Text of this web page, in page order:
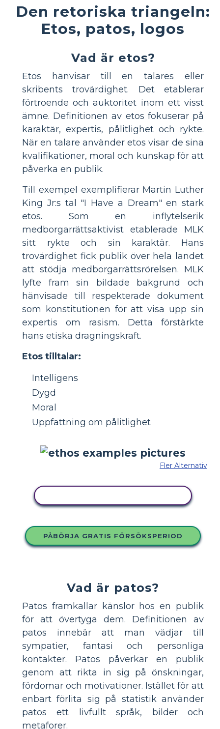
Den retoriska triangeln:
Etos, patos, logos
Vad är etos?
Etos hänvisar till en talares eller
skribents trovärdighet. Det etablerar
förtroende och auktoritet inom ett visst
ämne. Definitionen av etos fokuserar på
karaktär, expertis, pålitlighet och rykte.
När en talare använder etos visar de sina
kvalifikationer, moral och kunskap för att
påverka en publik.
Till exempel exemplifierar Martin Luther
King Jr:s tal "I Have a Dream" en stark
etos. Som en inflytelserik
medborgarrättsaktivist etablerade MLK
sitt rykte och sin karaktär. Hans
trovärdighet fick publik över hela landet
att stödja medborgarrättsrörelsen. MLK
lyfte fram sin bildade bakgrund och
hänvisade till respekterade dokument
som konstitutionen för att visa upp sin
expertis om rasism. Detta förstärkte
hans etiska dragningskraft.
Etos tilltalar:
Intelligens
Dygd
Moral
Uppfattning om pålitlighet
Fler Alternativ
PÅBÖRJA GRATIS FÖRSÖKSPERIOD
Vad är patos?
Patos framkallar känslor hos en publik
för att övertyga dem. Definitionen av
patos innebär att man vädjar till
sympatier, fantasi och personliga
kontakter. Patos påverkar en publik
genom att rikta in sig på önskningar,
fördomar och motivationer. Istället för att
enbart förlita sig på statistik använder
patos ett livfullt språk, bilder och
metaforer.